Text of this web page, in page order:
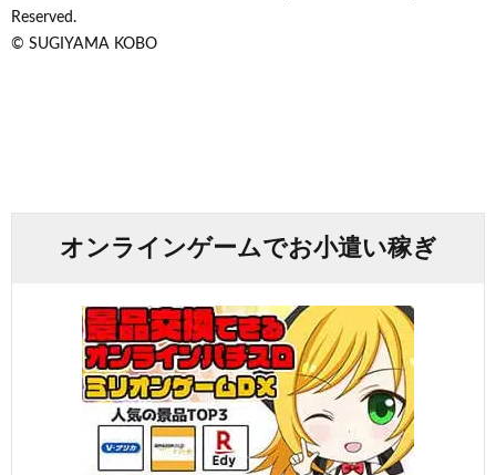
Reserved.
© SUGIYAMA KOBO
オンラインゲームでお小遣い稼ぎ